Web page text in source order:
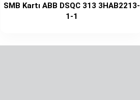
SMB Kartı ABB DSQC 313 3HAB2213-
1-1